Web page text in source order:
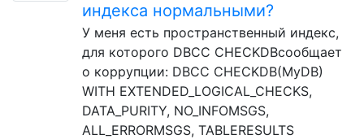
индекса нормальными?
У меня есть пространственный индекс,
для которого DBCC CHECKDBсообщает
о коррупции: DBCC CHECKDB(MyDB)
WITH EXTENDED_LOGICAL_CHECKS,
DATA_PURITY, NO_INFOMSGS,
ALL_ERRORMSGS, TABLERESULTS